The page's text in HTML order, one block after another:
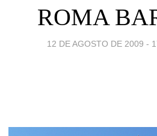
ROMA
12 DE AGOSTO DE 2009 -